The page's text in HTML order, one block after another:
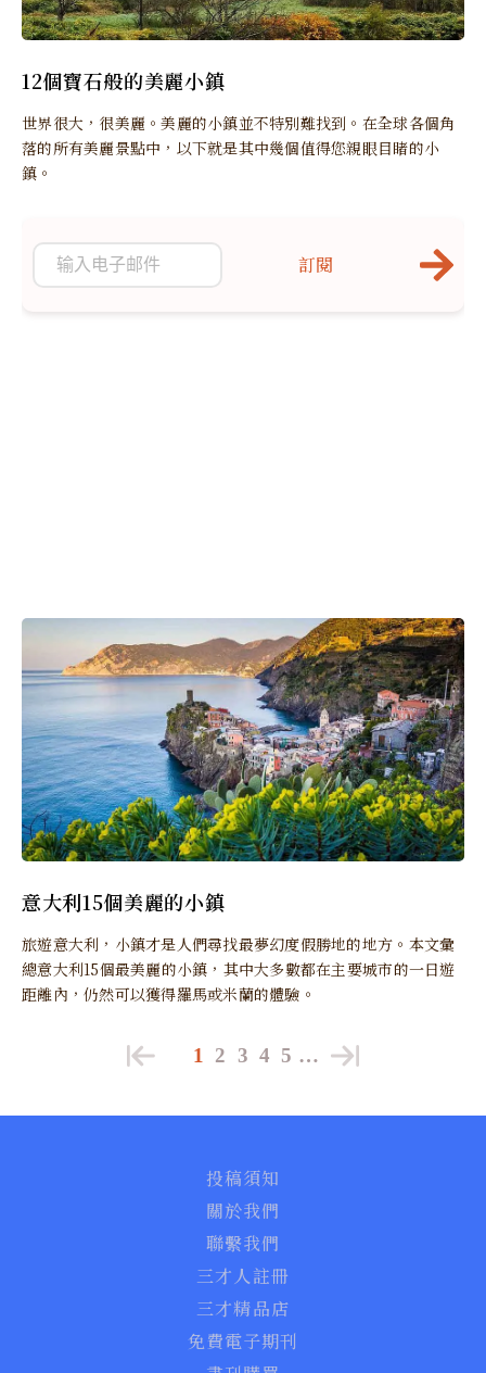
12個寶石般的美麗小鎮
世界很大，很美麗。美麗的小鎮並不特別難找到。在全球各個角
落的所有美麗景點中，以下就是其中幾個值得您親眼目睹的小
鎮。
意大利15個美麗的小鎮
旅遊意大利，小鎮才是人們尋找最夢幻度假勝地的地方。本文彙
總意大利15個最美麗的小鎮，其中大多數都在主要城市的一日遊
距離內，仍然可以獲得羅馬或米蘭的體驗。
訂閱
1 2 3 4 5 …
投稿須知
關於我們
聯繫我們
三才人註冊
三才精品店
免費電子期刊